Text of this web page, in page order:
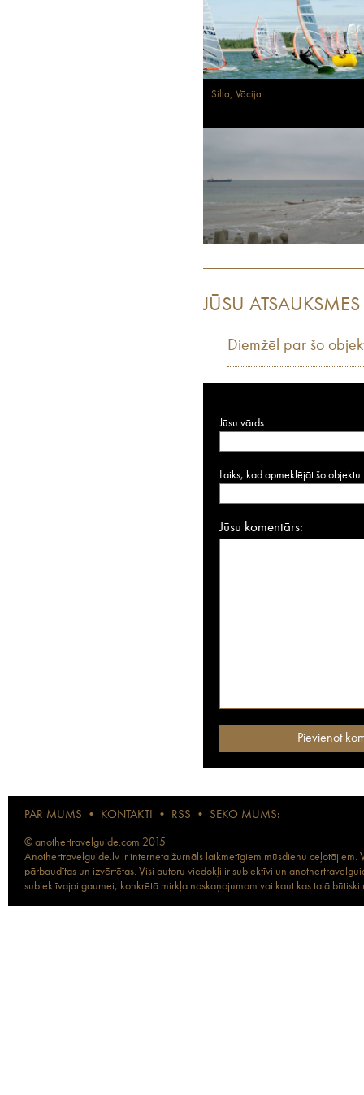
Silta, Vācija
JŪSU ATSAUKSMES
Diemžēl par šo
Jūsu vārds:
Laiks, kad apmeklējāt šo objektu:
Jūsu komentārs:
PAR MUMS • KONTAKTI • RSS • SEKO MUMS:
© anothertravelguide.com 2015
Anothertravelguide.lv ir interneta žurnāls laikmetīgiem mūsdienu
pārbaudītas un izvērtētas. Visi autoru viedokļi ir subjektīvi un
subjektīvajai gaumei, konkrētā mirkļa noskaņojumam vai kaut kas tajā